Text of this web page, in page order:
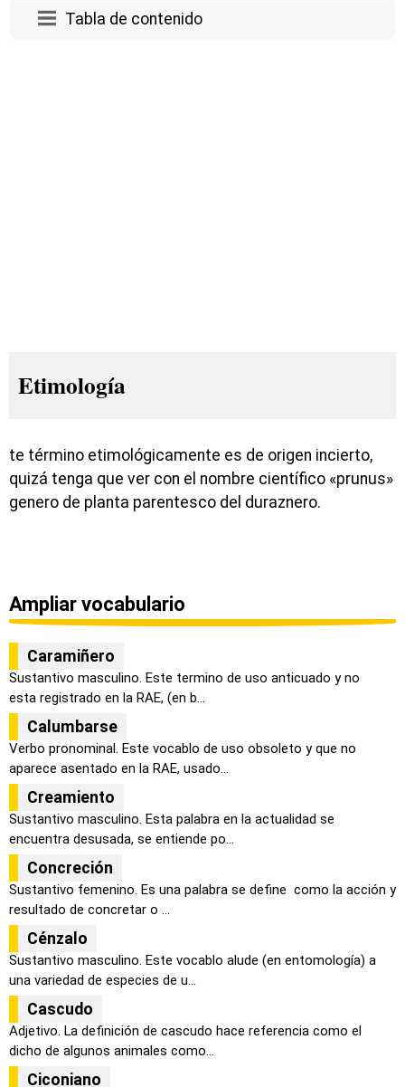
Tabla de contenido
Etimología
te término etimológicamente es de origen incierto,
quizá tenga que ver con el nombre científico «prunus»
genero de planta parentesco del duraznero.
Ampliar vocabulario
Caramiñero
Sustantivo masculino. Este termino de uso anticuado y no
esta registrado en la RAE, (en b...
Calumbarse
Verbo pronominal. Este vocablo de uso obsoleto y que no
aparece asentado en la RAE, usado...
Creamiento
Sustantivo masculino. Esta palabra en la actualidad se
encuentra desusada, se entiende po...
Concreción
Sustantivo femenino. Es una palabra se define como la acción y
resultado de concretar o ...
Cénzalo
Sustantivo masculino. Este vocablo alude (en entomología) a
una variedad de especies de u...
Cascudo
Adjetivo. La definición de cascudo hace referencia como el
dicho de algunos animales como...
Ciconiano